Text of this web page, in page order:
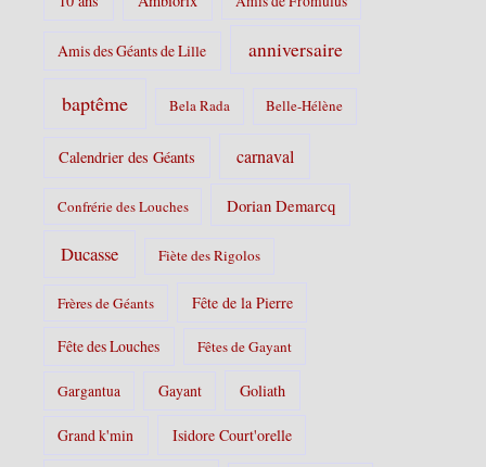
Amis des Géants de Lille anniversaire
baptême Bela Rada Belle-Hélène
Calendrier des Géants carnaval
Confrérie des Louches Dorian Demarcq
Ducasse Fiète des Rigolos
Frères de Géants Fête de la Pierre
Fête des Louches Fêtes de Gayant
Gargantua Gayant Goliath
Grand k'min Isidore Court'orelle